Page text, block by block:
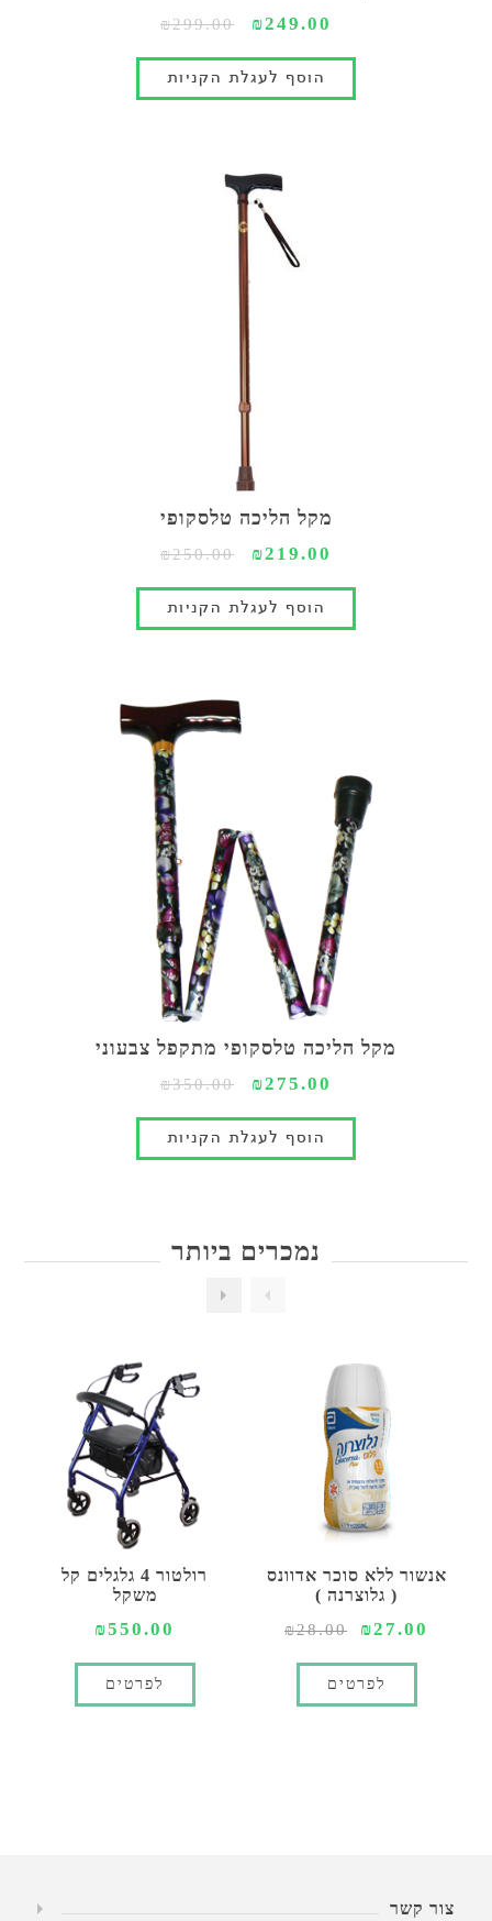
₪249.00
₪299.00
מקל הליכה טלסקופי
₪219.00
₪250.00
מקל הליכה טלסקופי מתקפל צבעוני
₪275.00
₪350.00
נמכרים ביותר
אנשור ללא סוכר אדוונס
( גלוצרנה )
₪27.00
₪28.00
לפרטים
רולטור 4 גלגלים קל
משקל
₪550.00
לפרטים
צור קשר